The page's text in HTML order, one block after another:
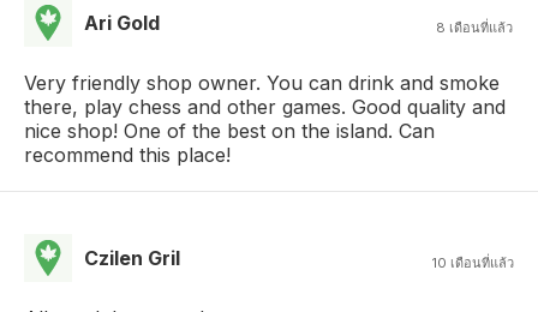
Ari Gold 8 เดือนที่แล้ว
Very friendly shop owner. You can drink and smoke
there, play chess and other games. Good quality and
nice shop! One of the best on the island. Can
recommend this place!
Czilen Gril 10 เดือนที่แล้ว